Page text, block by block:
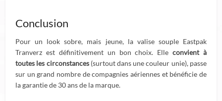
Conclusion
Pour un look sobre, mais jeune, la valise souple Eastpak
Tranverz est définitivement un bon choix. Elle convient à
toutes les circonstances(surtout dans une couleur unie), passe
sur un grand nombre de compagnies aériennes et bénéficie de
la garantie de 30 ans de la marque.